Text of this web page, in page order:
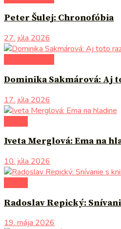
Peter Šulej: Chronofóbia
27. júla 2026
Dominika Sakmárová: Aj
17. júla 2026
Iveta Merglová: Ema na
10. júla 2026
Radoslav Repický:
19. mája 2026